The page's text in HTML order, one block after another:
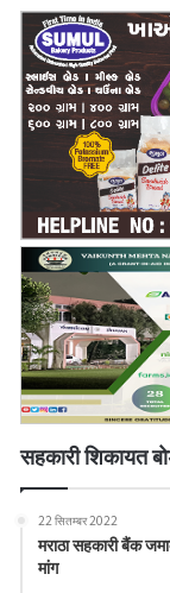
सहकारी शिकायत
22 सितम्बर 2022
मराठा सहकारी बैंक
मांग